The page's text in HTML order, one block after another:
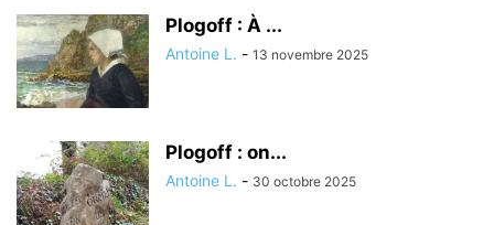
Plogoff : À ...
Antoine L. - 13 novembre 2025
Plogoff : on...
Antoine L. - 30 octobre 2025